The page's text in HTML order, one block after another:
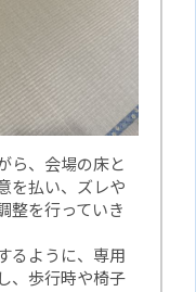
ら、会場の床と
を払い、ズレや
整を行っていき
るように、専用
、歩行時や椅子